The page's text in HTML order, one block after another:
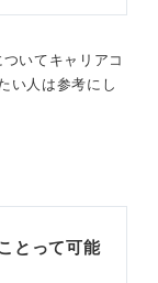
いてキャリアコ
い人は参考にし
とって可能